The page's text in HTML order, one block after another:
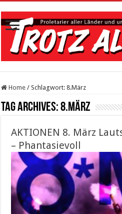
Home / Schlagwort:8.März
Tag Archives:8.März
AKTIONEN 8. März
– Phantasievoll